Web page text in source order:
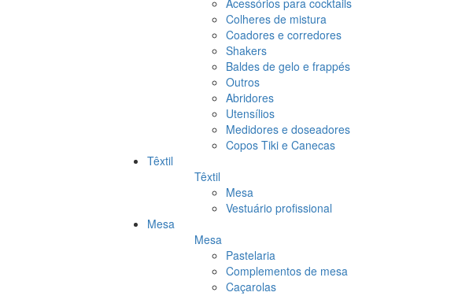
Acessórios para cocktails
Colheres de mistura
Coadores e corredores
Shakers
Baldes de gelo e frappés
Outros
Abridores
Utensílios
Medidores e doseadores
Copos Tiki e Canecas
Têxtil
Têxtil
Mesa
Vestuário profissional
Mesa
Mesa
Pastelaria
Complementos de mesa
Caçarolas